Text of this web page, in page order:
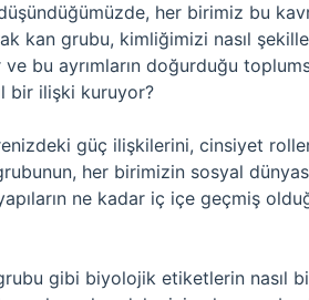
her birimiz bu
kan grubu, kimliğimizi nasıl
bu ayrımların doğurduğu
bir ilişki kuruyor?
güç ilişkilerini, cinsiyet
her birimizin sosyal
ne kadar iç içe geçmiş
gibi biyolojik etiketlerin nasıl